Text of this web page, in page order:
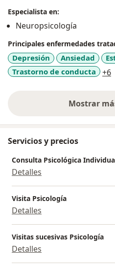
Especialista en:
Neuropsicología
Principales enfermedades
Depresión Ansiedad
Trastorno de conducta
+6
Mostrar
Servicios y precios
Consulta Psicológica
Detalles
Visita Psicología
Detalles
Visitas sucesivas Psicología
Detalles